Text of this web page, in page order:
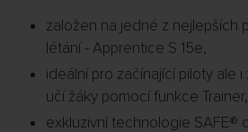
založen na jedné z nejlepších
létání - Apprentice S 15e,
ideální pro začínající piloty ale
učí žáky pomocí funkce Trainer,
exkluzivní technologie SAFE®